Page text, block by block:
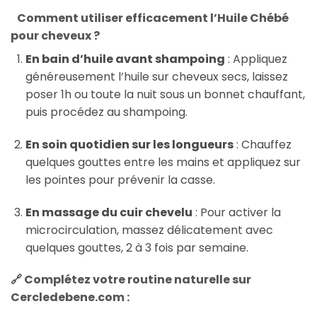
Comment utiliser efficacement l’Huile Chébé
pour cheveux ?
En bain d’huile avant shampoing : Appliquez
généreusement l’huile sur cheveux secs, laissez
poser 1h ou toute la nuit sous un bonnet chauffant,
puis procédez au shampoing.
En soin quotidien sur les longueurs: Chauffez
quelques gouttes entre les mains et appliquez sur
les pointes pour prévenir la casse.
En massage du cuir chevelu : Pour activer la
microcirculation, massez délicatement avec
quelques gouttes, 2 à 3 fois par semaine.
🔗Complétez votre routine naturelle sur
Cercledebene.com :